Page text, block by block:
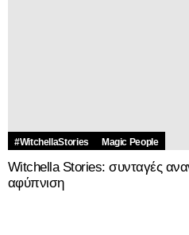
#WitchellaStories Magic People
Witchella Stories: συνταγές
αφύπνιση